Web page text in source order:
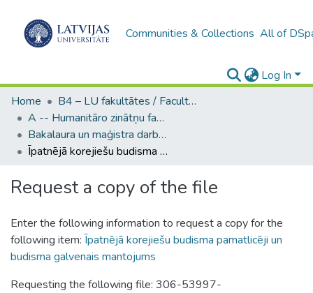
Communities & Collections All of
Log In
Home
B4 – LU fakultātes / Faculties of the UL
A -- Humanitāro zinātņu fakultāte / Faculty of Humanities
Bakalaura un maģistra darbi (HZF) / Bachelor's and Master's theses
Īpatnējā korejiešu budisma pamatlicēji un budisma galvenais mantojums
Request a copy of the file
Enter the following information to request a copy for the
following item: Īpatnējā korejiešu budisma pamatlicēji un
budisma galvenais mantojums
Requesting the following file: 306-53997-